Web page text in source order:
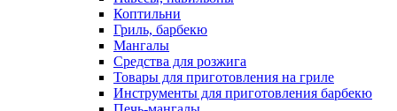
Коптильни
Гриль, барбекю
Мангалы
Средства для розжига
Товары для приготовления на гриле
Инструменты для приготовления барбекю